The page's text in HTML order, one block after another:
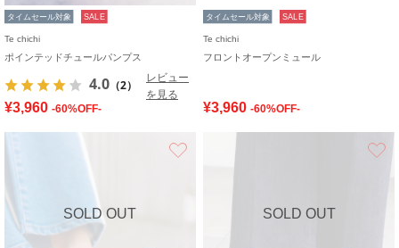
タイムセール対象 SALE
Te chichi
ポインテッドチュールパンプス
4.0 （2）
レビュー
を見る
¥3,960 -60%OFF-
タイムセール対象 SALE
Te chichi
フロントオープンミュール
¥3,960 -60%OFF-
SOLD OUT SOLD OUT